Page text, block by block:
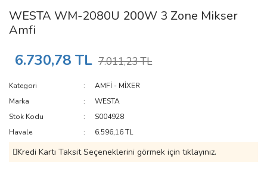
WESTA WM-2080U 200W 3 Zone Mikser
Amfi
6.730,78 TL 7.011,23 TL
Kategori
AMFİ - MİXER
Marka
WESTA
Stok Kodu
S004928
Havale
6.596,16 TL
Kredi Kartı Taksit Seçeneklerini görmek için tıklayınız.